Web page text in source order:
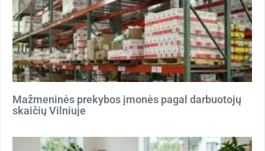
Mažmeninės prekybos įmonės pagal darbuotojų
skaičių Vilniuje